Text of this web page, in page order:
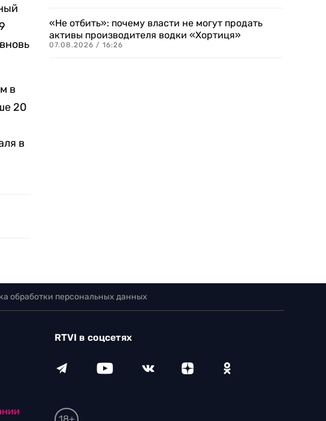
в
20
в
«Не отбить»: почему власти не могут продать
активы производителя водки «Хортиця»
07.08.2026 / 16:26
обработки персональных данных
RTVI в соцсетях